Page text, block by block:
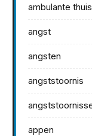
ambulante
angst
angsten
angststoornis
appen